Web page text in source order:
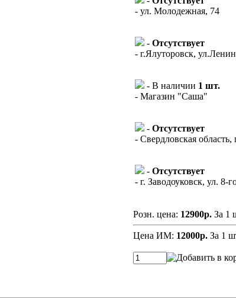
- ул. Молодежная, 74
- Отсутствует
- г.Ялуторовск,
- В наличии 1 шт.
- Магазин "Саша"
- Отсутствует
- Свердловская
- Отсутствует
- г. Заводоуковск, ул. 8-
Розн. цена: 12900р. За 1
Цена ИМ: 12000р. За 1